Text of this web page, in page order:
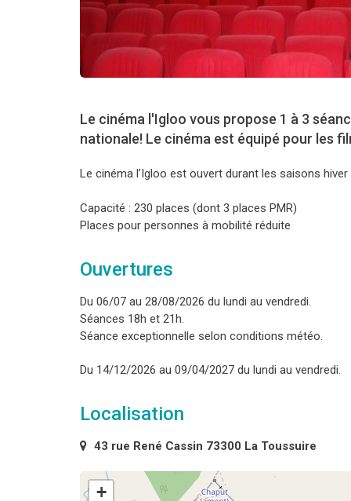
Le cinéma l'Igloo vous propose 1 à 3
nationale! Le cinéma est équipé pour les
Le cinéma l’Igloo est ouvert durant les saisons hiver
Capacité : 230 places (dont 3 places PMR)
Places pour personnes à mobilité réduite
Ouvertures
Du 06/07 au 28/08/2026 du lundi au vendredi.
Séances 18h et 21h.
Séance exceptionnelle selon conditions météo.
Du 14/12/2026 au 09/04/2027 du lundi au vendredi.
Localisation
43 rue René Cassin 73300 La Toussuire
+